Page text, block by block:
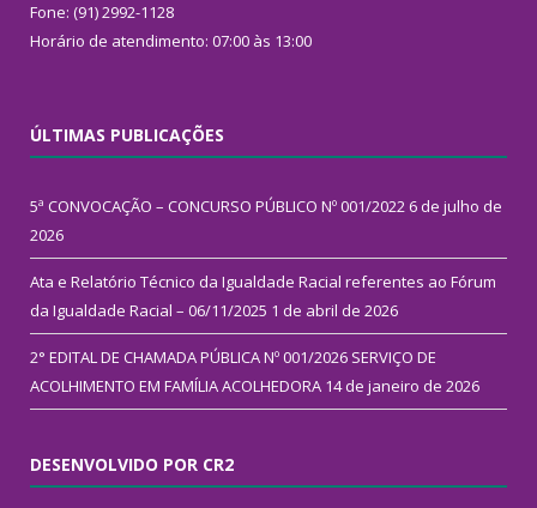
Fone: (91) 2992-1128
Horário de atendimento: 07:00 às 13:00
ÚLTIMAS PUBLICAÇÕES
5ª CONVOCAÇÃO – CONCURSO PÚBLICO Nº 001/2022 6 de julho de
2026
Ata e Relatório Técnico da Igualdade Racial referentes ao Fórum
da Igualdade Racial – 06/11/2025 1 de abril de 2026
2° EDITAL DE CHAMADA PÚBLICA Nº 001/2026 SERVIÇO DE
ACOLHIMENTO EM FAMÍLIA ACOLHEDORA 14 de janeiro de 2026
DESENVOLVIDO POR CR2